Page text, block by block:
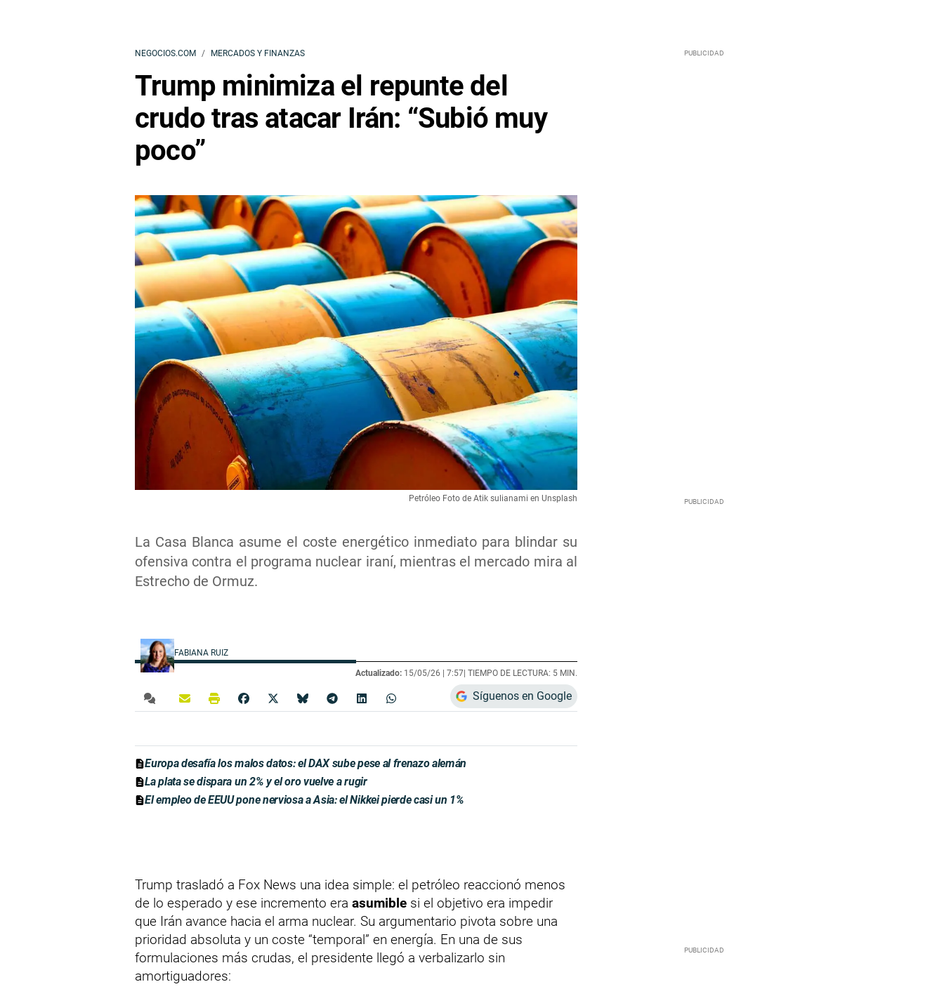
NEGOCIOS.COM MERCADOS Y FINANZAS
Trump minimiza el repunte del
crudo tras atacar Irán: “Subió muy
poco”
La Casa Blanca asume el coste energético inmediato para blindar su
ofensiva contra el programa nuclear iraní, mientras el mercado mira al
Estrecho de Ormuz.
Petróleo Foto de Atik sulianami en Unsplash
FABIANA RUIZ
Actualizado: 15/05/26 | 7:57 | TIEMPO DE LECTURA: 5 MIN.
Síguenos en Google
Europa desafía los malos datos: el DAX sube pese al frenazo alemán
La plata se dispara un 2% y el oro vuelve a rugir
El empleo de EEUU pone nerviosa a Asia: el Nikkei pierde casi un 1%
Trump trasladó a Fox News una idea simple: el petróleo reaccionó menos
de lo esperado y ese incremento era asumible si el objetivo era impedir
que Irán avance hacia el arma nuclear. Su argumentario pivota sobre una
prioridad absoluta y un coste “temporal” en energía. En una de sus
formulaciones más crudas, el presidente llegó a verbalizarlo sin
amortiguadores: